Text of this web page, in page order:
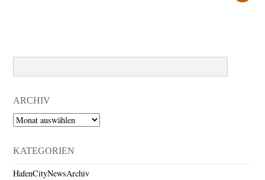
ARCHIV
Archiv
KATEGORIEN
HafenCityNewsArchiv